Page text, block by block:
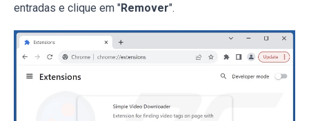
entradas e clique em "Remover".